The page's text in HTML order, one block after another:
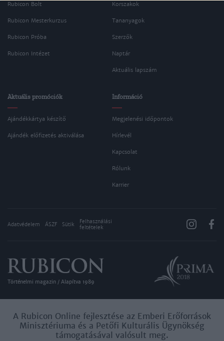
Rubicon Bolt
Rubicon Mesterkurzus
Rubicon Próba
Rubicon Intézet
Korszakok
Tananyagok
Szerzők
Naptár
Aktuális lapszám
Aktuális promóciók
Ajándékkártya készítő
Ajándék előfizetés aktiválása
Információ
Megjelenési időpontok
Hírlevél
Kapcsolat
Rólunk
Karrier
Adatvédelem ÁSZF Sütik
Felhasználási
feltételek
Történelmi magazin / Alapítva 1989
A Rubicon Online fejlesztése az Emberi Erőforrások
Minisztériuma és a Petőfi Kulturális Ügynökség
támogatásával valósult meg.